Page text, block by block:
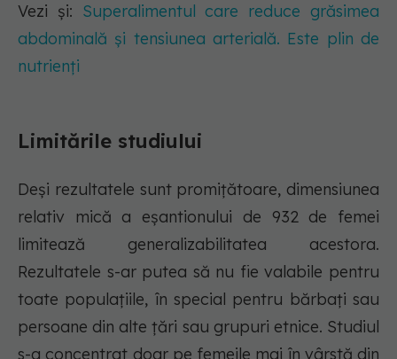
Vezi și: Superalimentul care reduce grăsimea
abdominală și tensiunea arterială. Este plin de
nutrienți
Limitările studiului
Deși rezultatele sunt promițătoare, dimensiunea
relativ mică a eșantionului de 932 de femei
limitează generalizabilitatea acestora.
Rezultatele s-ar putea să nu fie valabile pentru
toate populațiile, în special pentru bărbați sau
persoane din alte țări sau grupuri etnice. Studiul
s-a concentrat doar pe femeile mai în vârstă din